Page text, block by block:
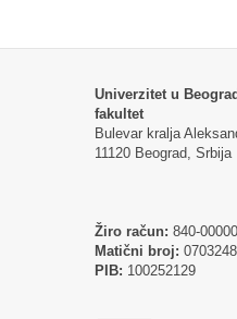
Univerzitet u
fakultet
Bulevar kralja
11120 Beograd, Srbija
Žiro račun: 840-
Matični broj:
PIB: 100252129